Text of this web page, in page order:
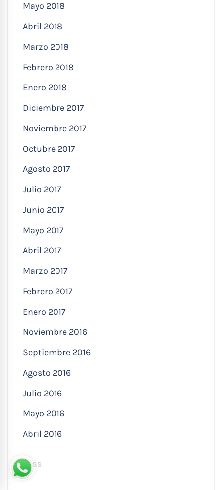
Mayo 2018
Abril 2018
Marzo 2018
Febrero 2018
Enero 2018
Diciembre 2017
Noviembre 2017
Octubre 2017
Agosto 2017
Julio 2017
Junio 2017
Mayo 2017
Abril 2017
Marzo 2017
Febrero 2017
Enero 2017
Noviembre 2016
Septiembre 2016
Agosto 2016
Julio 2016
Mayo 2016
Abril 2016
TAGS